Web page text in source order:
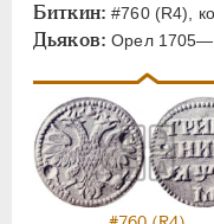
Биткин: #760 (R4),
Дьяков: Орел